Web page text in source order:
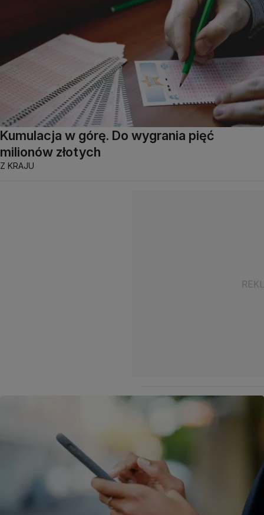
Kumulacja w górę. Do wygrania pięć
milionów złotych
Z KRAJU